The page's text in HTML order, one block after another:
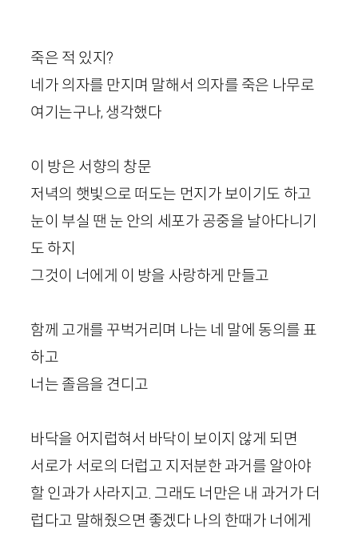
죽은 적 있지?
네가 의자를 만지며 말해서 의자를 죽은 나무로
여기는구나, 생각했다
이 방은 서향의 창문
저녁의 햇빛으로 떠도는 먼지가 보이기도 하고
눈이 부실 땐 눈 안의 세포가 공중을 날아다니기
도 하지
그것이 너에게 이 방을 사랑하게 만들고
함께 고개를 꾸벅거리며 나는 네 말에 동의를 표
하고
너는 졸음을 견디고
바닥을 어지럽혀서 바닥이 보이지 않게 되면
서로가 서로의 더럽고 지저분한 과거를 알아야
할 인과가 사라지고. 그래도 너만은 내 과거가 더
럽다고 말해줬으면 좋겠다 나의 한때가 너에게